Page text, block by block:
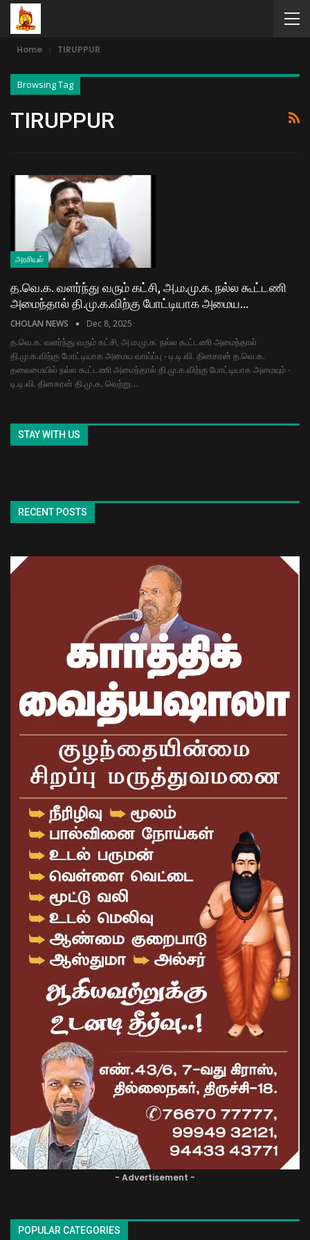
Home TIRUPPUR
Browsing Tag
TIRUPPUR
அரசியல்
த.வெ.க. வளர்ந்து வரும் கட்சி, அ.ம.மு.க. நல்ல கூட்டணி
அமைந்தால் தி.மு.க.விற்கு போட்டியாக அமைய…
CHOLAN NEWS Dec 8, 2025
த.வெ.க. வளர்ந்து வரும் கட்சி, அ.ம.மு.க. நல்ல கூட்டணி அமைந்தால்
தி.மு.க.விற்கு போட்டியாக அமைய வாய்ப்பு - டி.டி.வி. தினகரன் த.வெ.க.
தலைமையில் நல்ல கூட்டணி அமைந்தால் தி.மு.க.விற்கு போட்டியாக அமையும் -
டி.டி.வி. தினகரன் தி.மு.க. வெற்று…
STAY WITH US
RECENT POSTS
- Advertisement -
POPULAR CATEGORIES